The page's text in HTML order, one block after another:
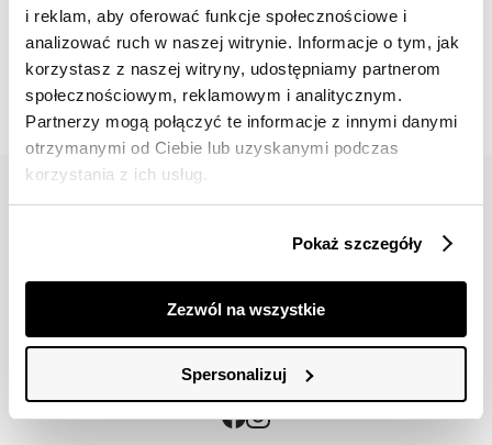
i reklam, aby oferować funkcje społecznościowe i
analizować ruch w naszej witrynie. Informacje o tym, jak
korzystasz z naszej witryny, udostępniamy partnerom
społecznościowym, reklamowym i analitycznym.
Partnerzy mogą połączyć te informacje z innymi danymi
otrzymanymi od Ciebie lub uzyskanymi podczas
korzystania z ich usług.
Pokaż szczegóły
Zezwól na wszystkie
Spersonalizuj
📸 OZNACZAJ NAS NA ZDJĘCIACH
#topsecretfashion
Znajdź nas